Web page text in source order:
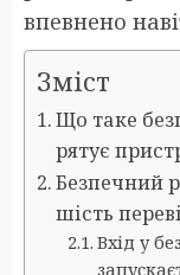
впевнено
Зміст
Що таке
рятує
Безпечний
шість
Вхід у